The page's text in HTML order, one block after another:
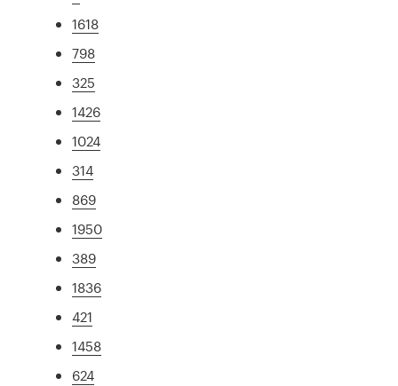
1618
798
325
1426
1024
314
869
1950
389
1836
421
1458
624